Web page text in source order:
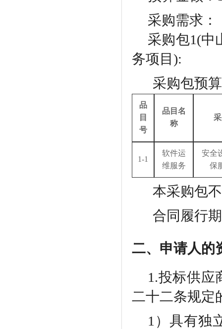
采购需求：
采购包1(中
务项目):
采购包预
品
目
号
品目名
称
1-1
软件运
维服务
安全
保
本采购包
合同履行
二、申请人的
1.投标供应
二十二条规定
1）具有独